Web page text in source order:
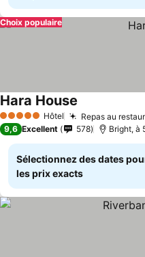
Choix populaire
5 Étoiles Hôtel Repas au
Hara House
9,6 Excellent 578 Bright, à
Sélectionnez des dates
les prix exacts